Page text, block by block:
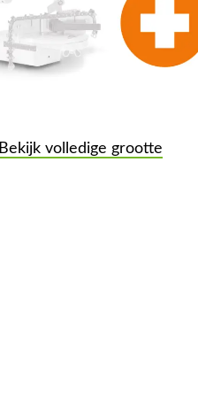
Bekijk volledige grootte